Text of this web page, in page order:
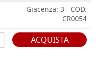
Giacenza: 3 - COD.
CR0054
ACQUISTA